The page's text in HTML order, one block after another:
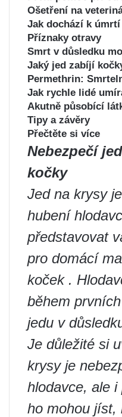
Ošetření na
Jak dochází k
Příznaky otravy
Smrt v důsledku
Jaký jed zabíjí
Permethrin:
Jak rychle lidé
Akutně působící
Tipy a závěry
Přečtěte si více
Nebezpečí
kočky
Jed na krysy
hubení
představovat
pro domácí
koček .
během
jedu v
Je důležité si
krysy je
hlodavce, ale
ho mohou jíst,